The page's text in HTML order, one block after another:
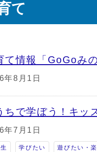
て
て情報「GoGoみ
年8月1日
ちで学ぼう！キッ
年7月1日
学びたい 遊びたい・